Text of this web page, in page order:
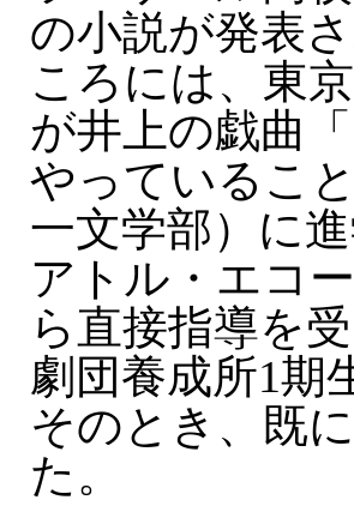
の小説が発表
ころには、東
が井上の戯曲
やっているこ
一文学部）に
アトル・エコ
ら直接指導を
劇団養成所1期
そのとき、既
た。